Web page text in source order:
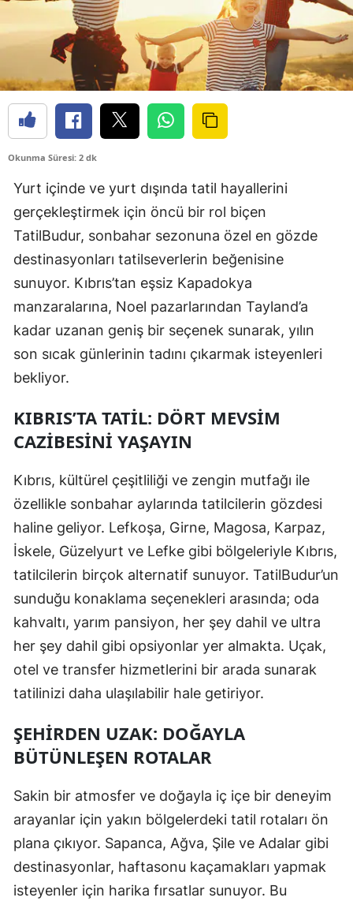
Okunma Süresi: 2 dk
Yurt içinde ve yurt dışında tatil hayallerini
gerçekleştirmek için öncü bir rol biçen
TatilBudur, sonbahar sezonuna özel en gözde
destinasyonları tatilseverlerin beğenisine
sunuyor. Kıbrıs’tan eşsiz Kapadokya
manzaralarına, Noel pazarlarından Tayland’a
kadar uzanan geniş bir seçenek sunarak, yılın
son sıcak günlerinin tadını çıkarmak isteyenleri
bekliyor.
KIBRIS’TA TATIL: DÖRT MEVSIM
CAZIBESINI YAŞAYIN
Kıbrıs, kültürel çeşitliliği ve zengin mutfağı ile
özellikle sonbahar aylarında tatilcilerin gözdesi
haline geliyor. Lefkoşa, Girne, Magosa, Karpaz,
İskele, Güzelyurt ve Lefke gibi bölgeleriyle Kıbrıs,
tatilcilerin birçok alternatif sunuyor. TatilBudur’un
sunduğu konaklama seçenekleri arasında; oda
kahvaltı, yarım pansiyon, her şey dahil ve ultra
her şey dahil gibi opsiyonlar yer almakta. Uçak,
otel ve transfer hizmetlerini bir arada sunarak
tatilinizi daha ulaşılabilir hale getiriyor.
ŞEHIRDEN UZAK: DOĞAYLA
BÜTÜNLEŞEN ROTALAR
Sakin bir atmosfer ve doğayla iç içe bir deneyim
arayanlar için yakın bölgelerdeki tatil rotaları ön
plana çıkıyor. Sapanca, Ağva, Şile ve Adalar gibi
destinasyonlar, haftasonu kaçamakları yapmak
isteyenler için harika fırsatlar sunuyor. Bu